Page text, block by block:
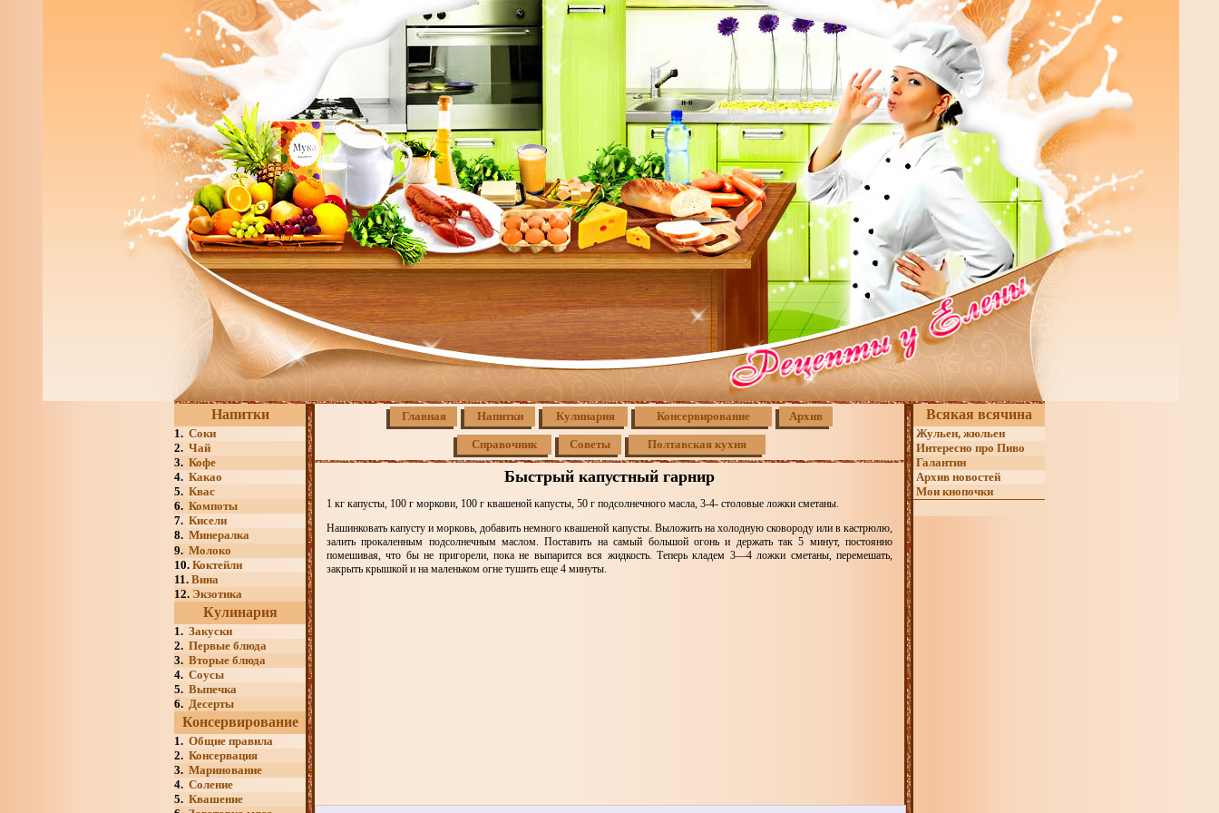
Напитки
1. Соки
2. Чай
3. Кофе
4. Какао
5. Квас
6. Компоты
7. Кисели
8. Минералка
9. Молоко
10. Коктейли
11. Вина
12. Экзотика
Кулинария
1. Закуски
2. Первые блюда
3. Вторые блюда
4. Соусы
5. Выпечка
6. Десерты
Консервирование
1. Общие правила
2. Консервация
3. Маринование
4. Соление
5. Квашение
Главная Напитки Кулинария Консервирование Архив
Справочник Советы Полтавская кухня
Быстрый капустный гарнир
1 кг капусты, 100 г моркови, 100 г квашеной капусты, 50 г подсолнечного масла, 3-4- столовые ложки сметаны.
Нашинковать капусту и морковь, добавить немного квашеной капусты. Выложить на холодную сковороду или в кастрюлю,
залить прокаленным подсолнечным маслом. Поставить на самый большой огонь и держать так 5 минут, постоянно
помешивая, что бы не пригорели, пока не выпарится вся жидкость. Теперь кладем 3—4 ложки сметаны, перемешать,
закрыть крышкой и на маленьком огне тушить еще 4 минуты.
Всякая всячина
Жульен, жюльен
Интересно про Пиво
Галантин
Архив новостей
Мои кнопочки